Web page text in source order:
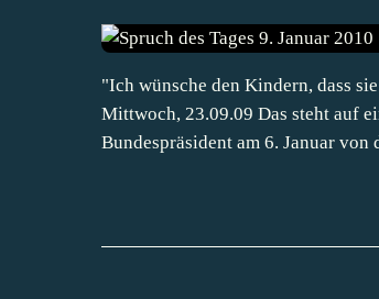
"Ich wünsche den Kindern, dass
Mittwoch, 23.09.09 Das steht auf
Bundespräsident am 6. Januar von